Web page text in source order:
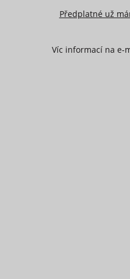
Předplatné už
Víc informací na e-